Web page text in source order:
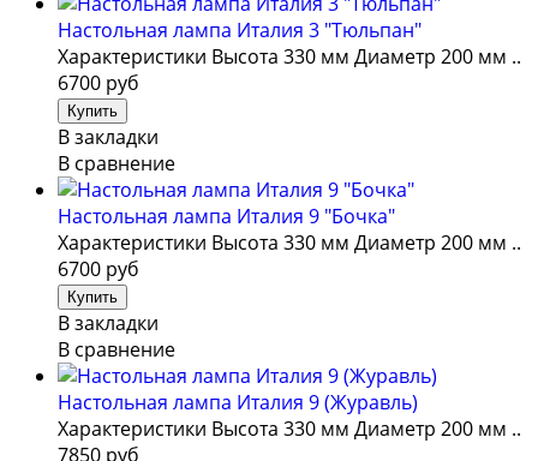
Настольная лампа Италия 3 "Тюльпан"
Характеристики Высота 330 мм Диаметр 200 мм ..
6700 руб
В закладки
В сравнение
Настольная лампа Италия 9 "Бочка"
Характеристики Высота 330 мм Диаметр 200 мм ..
6700 руб
В закладки
В сравнение
Настольная лампа Италия 9 (Журавль)
Характеристики Высота 330 мм Диаметр 200 мм ..
7850 руб